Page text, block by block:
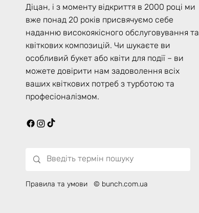
Діцан, і з моменту відкриття в 2000 році ми
вже понад 20 років присвячуємо себе
наданню високоякісного обслуговування та
квіткових композицій. Чи шукаєте ви
особливий букет або квіти для події – ви
можете довірити нам задоволення всіх
ваших квіткових потреб з турботою та
професіоналізмом.
Правила та умови © bunch.com.ua